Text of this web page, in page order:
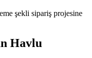
şekli sipariş projesine
Havlu